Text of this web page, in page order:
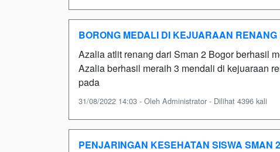
BORONG MEDALI DI KEJUARAAN RENANG
Azalia atlit renang dari Sman 2 Bogor berhasil
Azalia berhasil meraih 3 mendali di kejuaraan
pada
31/08/2022 14:03 - Oleh Administrator - Dilihat 4396 kali
PENJARINGAN KESEHATAN SISWA SMAN